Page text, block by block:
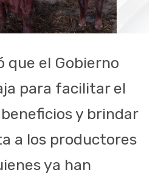
que el Gobierno
para facilitar el
y brindar
a los productores
ya han